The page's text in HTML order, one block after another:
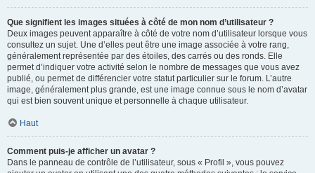
Que signifient les images situées à côté de mon nom d’utilisateur ?
Deux images peuvent apparaître à côté de votre nom d’utilisateur lorsque vous
consultez un sujet. Une d’elles peut être une image associée à votre rang,
généralement représentée par des étoiles, des carrés ou des ronds. Elle
permet d’indiquer votre activité selon le nombre de messages que vous avez
publié, ou permet de différencier votre statut particulier sur le forum. L’autre
image, généralement plus grande, est une image connue sous le nom d’avatar
qui est bien souvent unique et personnelle à chaque utilisateur.
Haut
Comment puis-je afficher un avatar ?
Dans le panneau de contrôle de l’utilisateur, sous « Profil », vous pouvez